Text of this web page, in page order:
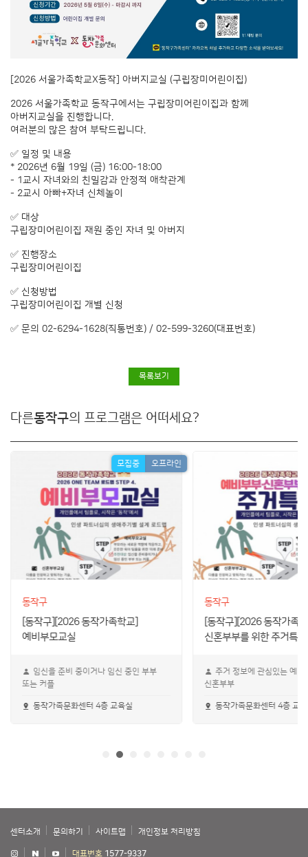
[2026 서울가족학교X동작] 아버지교실 (구립장미어린이집)
2026 서울가족학교 동작구에서는 구립장미어린이집과 함께
아버지교실을 진행합니다.
여러분의 많은 참여 부탁드립니다.
✅ 일정 및 내용
* 2026년 6월 19일 (금) 16:00-18:00
- 1교시 자녀와의 친밀감과 안정적 애착관계
- 2교시 아빠+자녀 신체놀이
✅ 대상
구립장미어린이집 재원 중인 자녀 및 아버지
✅ 진행장소
구립장미어린이집
✅ 신청방법
구립장미어린이집 개별 신청
✅ 문의 02-6294-1628(직통번호) / 02-599-3260(대표번호)
목록보기
다른동작구의 프로그램은 어떠세요?
모집중 오프라인
동작구
[동작구][2026 동작가족학교]
예비부모교실
임신을 준비 중이거나 임신 중인 부부
또는 커플
동작가족문화센터 4층 교육실
동작구
[동작구][2026 동작가족
신혼부부를 위한 주거특강
주거 정보에 관심있는 예비
신혼부부
동작가족문화센터 4층 교
센터소개 문의하기 사이트맵 개인정보 처리방침
대표번호 1577-9337